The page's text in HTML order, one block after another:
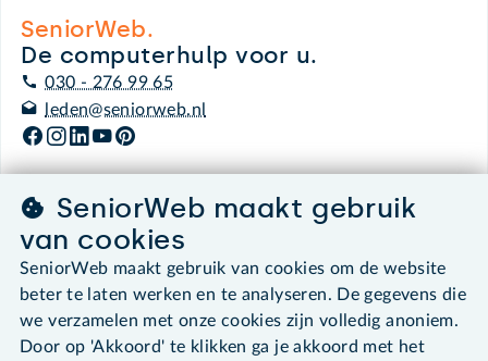
SeniorWeb.
De computerhulp voor u.
030 - 276 99 65
leden@seniorweb.nl
©2026 SeniorWeb
Disclaimer
Privacybeleid
SeniorWeb maakt gebruik
van cookies
SeniorWeb maakt gebruik van cookies om de website
beter te laten werken en te analyseren. De gegevens die
we verzamelen met onze cookies zijn volledig anoniem.
Door op 'Akkoord' te klikken ga je akkoord met het